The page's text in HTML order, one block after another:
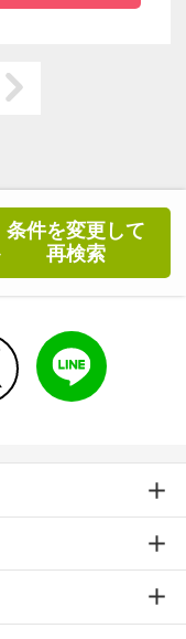
条件を変更して
再検索